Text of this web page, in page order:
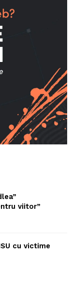
viitor”
cu victime